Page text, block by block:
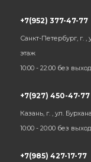
+7(952) 377-47-77
Санкт-Петербург, г.
этаж
10:00 - 22:00 без
+7(927) 450-47-77
Казань, г. , ул.
10:00 - 20:00 без
+7(985) 427-17-77